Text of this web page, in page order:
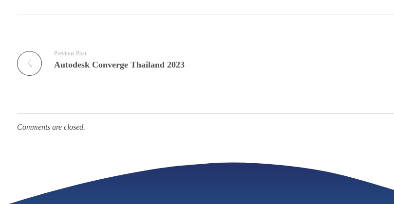
Previous Post
Autodesk Converge Thailand 2023
Comments are closed.